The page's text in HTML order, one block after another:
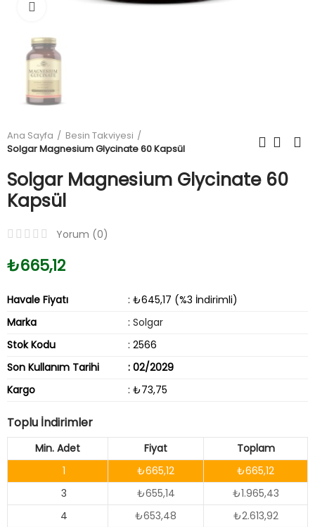
Ana Sayfa
Besin Takviyesi
Solgar Magnesium Glycinate 60 Kapsül
Solgar Magnesium Glycinate 60
Kapsül
Yorum (0)
₺665,12
Havale Fiyatı
: ₺645,17 (%3 İndirimli)
Marka
: Solgar
Stok Kodu
: 2566
Son Kullanım Tarihi
: 02/2029
Kargo
: ₺73,75
Toplu İndirimler
Min. Adet Fiyat
Toplam
1
₺665,12
₺665,12
3
₺655,14
₺1.965,43
4
₺653,48
₺2.613,92